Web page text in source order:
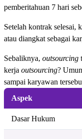
pemberitahuan 7 hari
Setelah kontrak selesai,
atau diangkat sebagai
Sebaliknya, outsourcing
kerja outsourcing?
sampai karyawan
Aspek
Dasar Hukum